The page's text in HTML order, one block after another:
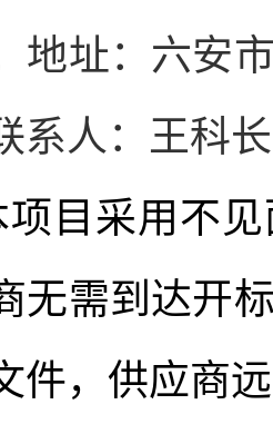
地址：六安
系人：王科
项目采用不
无需到达开
件，供应商